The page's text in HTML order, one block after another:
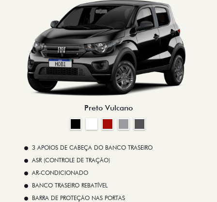
Preto Vulcano
3 APOIOS DE CABEÇA DO BANCO TRASEIRO
ASR (CONTROLE DE TRAÇÃO)
AR-CONDICIONADO
BANCO TRASEIRO REBATÍVEL
BARRA DE PROTEÇÃO NAS PORTAS